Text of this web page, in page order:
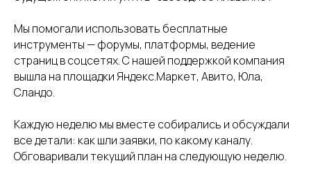
Мы помогали использовать бесплатные
инструменты — форумы, платформы, ведение
страниц в соцсетях. С нашей поддержкой компания
вышла на площадки Яндекс.Маркет, Авито, Юла,
Сландо.
Каждую неделю мы вместе собирались и обсуждали
все детали: как шли заявки, по какому каналу.
Обговаривали текущий план на следующую неделю.